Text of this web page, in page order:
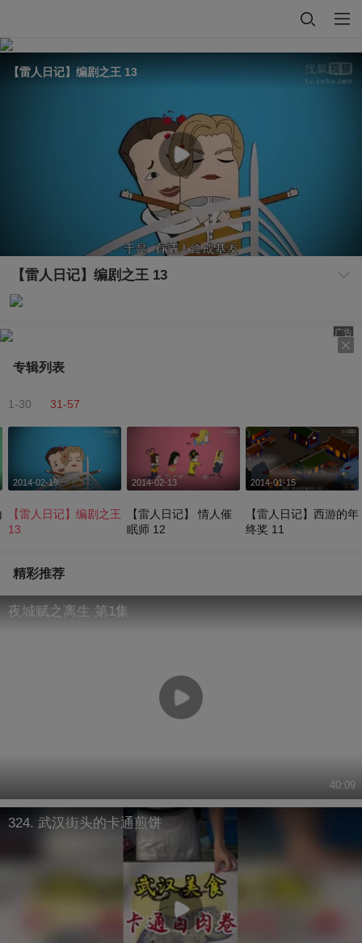
【雷人日记】编剧之王 13
【雷人日记】编剧之王 13
广告
专辑列表
1-30 31-57
2014-02-19
【雷人日记】编剧之王
13
2014-02-13
【雷人日记】 情人催
眠师 12
2014-01-15
【雷人日记】西游的年
终奖 11
精彩推荐
夜城赋之离生 第1集
40:09
324. 武汉街头的卡通煎饼